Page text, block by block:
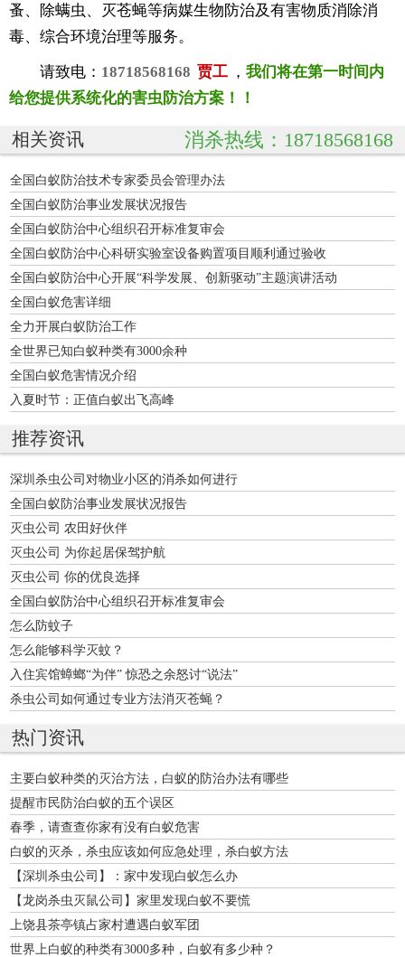
蚤、除螨虫、灭苍蝇等病媒生物防治及有害物质消除消
毒、综合环境治理等服务。
请致电： 18718568168 贾工 ， 我们将在第一时间内
给您提供系统化的害虫防治方案！！
相关资讯 消杀热线：18718568168
全国白蚁防治技术专家委员会管理办法
全国白蚁防治事业发展状况报告
全国白蚁防治中心组织召开标准复审会
全国白蚁防治中心科研实验室设备购置项目顺利通过验收
全国白蚁防治中心开展“科学发展、创新驱动”主题演讲活动
全国白蚁危害详细
全力开展白蚁防治工作
全世界已知白蚁种类有3000余种
全国白蚁危害情况介绍
入夏时节：正值白蚁出飞高峰
推荐资讯
深圳杀虫公司对物业小区的消杀如何进行
全国白蚁防治事业发展状况报告
灭虫公司 农田好伙伴
灭虫公司 为你起居保驾护航
灭虫公司 你的优良选择
全国白蚁防治中心组织召开标准复审会
怎么防蚊子
怎么能够科学灭蚊？
入住宾馆蟑螂“为伴” 惊恐之余怒讨“说法”
杀虫公司如何通过专业方法消灭苍蝇？
热门资讯
主要白蚁种类的灭治方法，白蚁的防治办法有哪些
提醒市民防治白蚁的五个误区
春季，请查查你家有没有白蚁危害
白蚁的灭杀，杀虫应该如何应急处理，杀白蚁方法
【深圳杀虫公司】：家中发现白蚁怎么办
【龙岗杀虫灭鼠公司】家里发现白蚁不要慌
上饶县茶亭镇占家村遭遇白蚁军团
世界上白蚁的种类有3000多种，白蚁有多少种？